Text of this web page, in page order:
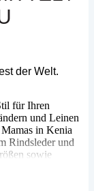
der Welt.
für Ihren
und Leinen
in Kenia
Rindsleder und
sowie